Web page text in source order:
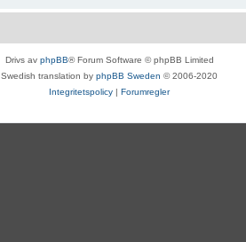
Drivs av phpBB® Forum Software © phpBB Limited
Swedish translation by phpBB Sweden © 2006-2020
Integritetspolicy | Forumregler